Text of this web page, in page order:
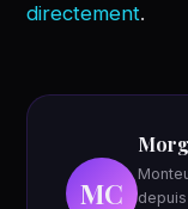
directement.
MC